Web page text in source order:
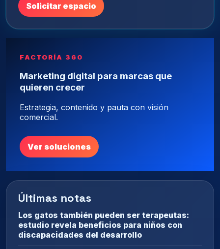
Solicitar espacio
FACTORÍA 360
Marketing digital para marcas que
quieren crecer
Estrategia, contenido y pauta con visión
comercial.
Ver soluciones
Últimas notas
Los gatos también pueden ser terapeutas:
estudio revela beneficios para niños con
discapacidades del desarrollo